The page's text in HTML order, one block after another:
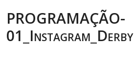
PROGRAMAÇÃO-
01_Instagram_Derby